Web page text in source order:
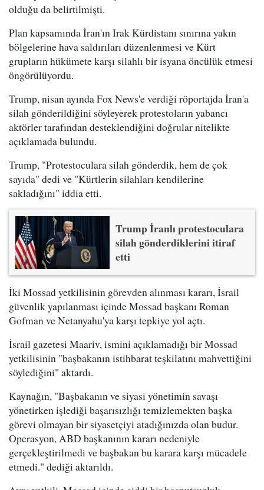
olduğu da belirtilmişti.
Plan kapsamında İran'ın Irak Kürdistanı sınırına yakın
bölgelerine hava saldırıları düzenlenmesi ve Kürt
grupların hükümete karşı silahlı bir isyana öncülük etmesi
öngörülüyordu.
Trump, nisan ayında Fox News'e verdiği röportajda İran'a
silah gönderildiğini söyleyerek protestoların yabancı
aktörler tarafından desteklendiğini doğrular nitelikte
açıklamada bulundu.
Trump, "Protestoculara silah gönderdik, hem de çok
sayıda" dedi ve "Kürtlerin silahları kendilerine
sakladığını" iddia etti.
Trump İranlı protestoculara
silah gönderdiklerini itiraf
etti
İki Mossad yetkilisinin görevden alınması kararı, İsrail
güvenlik yapılanması içinde Mossad başkanı Roman
Gofman ve Netanyahu'ya karşı tepkiye yol açtı.
İsrail gazetesi Maariv, ismini açıklamadığı bir Mossad
yetkilisinin "başbakanın istihbarat teşkilatını mahvettiğini
söylediğini" aktardı.
Kaynağın, "Başbakanın ve siyasi yönetimin savaşı
yönetirken işlediği başarısızlığı temizlemekten başka
görevi olmayan bir siyasetçiyi atadığınızda olan budur.
Operasyon, ABD başkanının kararı nedeniyle
gerçekleştirilmedi ve başbakan bu karara karşı mücadele
etmedi." dediği aktarıldı.